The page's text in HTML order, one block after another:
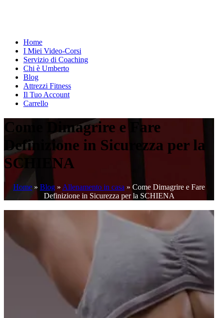
Home
I Miei Video-Corsi
Servizio di Coaching
Chi è Umberto
Blog
Attrezzi Fitness
Il Tuo Account
Carrello
Come Dimagrire e Fare
Definizione in Sicurezza per la
SCHIENA
Home » Blog » Allenamento in casa » Come Dimagrire e Fare
Definizione in Sicurezza per la SCHIENA